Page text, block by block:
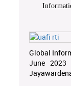
Global
June 2023